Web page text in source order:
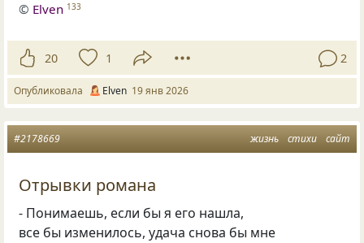
© Elven 133
20 1 2
Опубликовала Elven 19 янв 2026
жизнь стихи сайт
#2178669
Отрывки романа
- Понимаешь, если бы я его нашла,
все бы изменилось, удача снова бы мне